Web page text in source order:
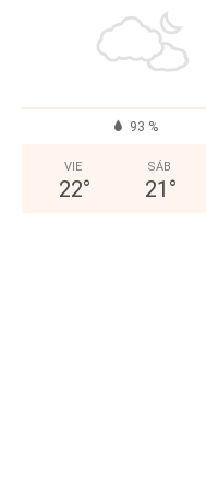
93 %
VIE
22°
SÁB
21 °